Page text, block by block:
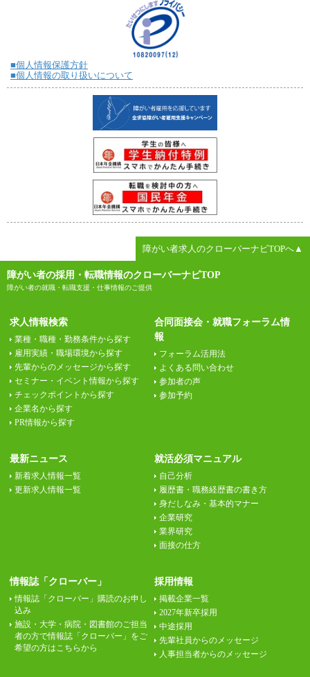
■個人情報保護方針
■個人情報の取り扱いについて
障がい者求人のクローバーナビTOPへ▲
障がい者の採用・転職情報のクローバーナビTOP
障がい者の就職・転職支援・仕事情報のご提供
求人情報検索
業種・職種・勤務条件から探す
雇用実績・職場環境から探す
先輩からのメッセージから探す
セミナー・イベント情報から探す
チェックポイントから探す
企業名から探す
PR情報から探す
合同面接会・就職フォーラム情
報
フォーラム活用法
よくある問い合わせ
参加者の声
参加予約
最新ニュース
新着求人情報一覧
更新求人情報一覧
就活必須マニュアル
自己分析
履歴書・職務経歴書の書き方
身だしなみ・基本的マナー
企業研究
業界研究
面接の仕方
情報誌「クローバー」
情報誌「クローバー」購読のお申し
込み
施設・大学・病院・図書館のご担当
者の方で情報誌「クローバー」をご
希望の方はこちらから
採用情報
掲載企業一覧
2027年新卒採用
中途採用
先輩社員からのメッセージ
人事担当者からのメッセージ